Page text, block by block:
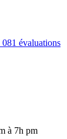
081 évaluations
à 7h pm